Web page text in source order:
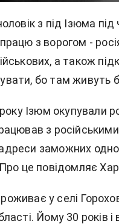
з під Ізюма
з ворогом -
а також
бо там живуть
року Ізюм окупували
з
заможних
це повідомляє
у селі
Йому 30 років